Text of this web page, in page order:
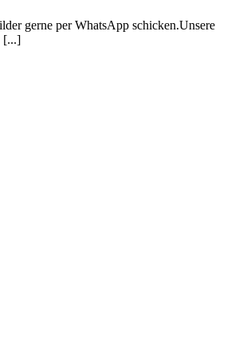
gerne per WhatsApp schicken.Unsere
[...]